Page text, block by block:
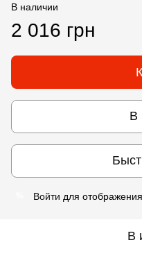
В наличии
2 016 грн
В
Войти для
В